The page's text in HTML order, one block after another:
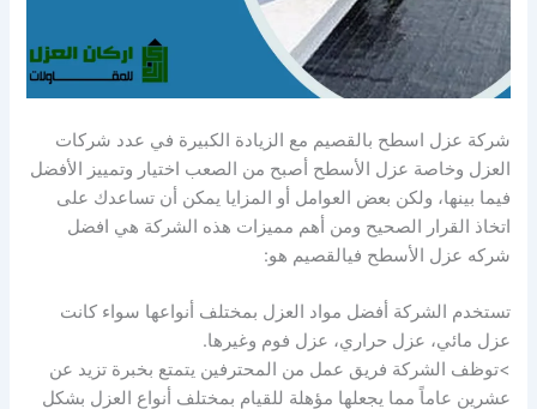
شركة عزل اسطح بالقصيم مع الزيادة الكبيرة في عدد شركات
العزل وخاصة عزل الأسطح أصبح من الصعب اختيار وتمييز الأفضل
فيما بينها، ولكن بعض العوامل أو المزايا يمكن أن تساعدك على
اتخاذ القرار الصحيح ومن أهم مميزات هذه الشركة هي افضل
شركه عزل الأسطح فيالقصيم هو:
تستخدم الشركة أفضل مواد العزل بمختلف أنواعها سواء كانت
عزل مائي، عزل حراري، عزل فوم وغيرها.
>توظف الشركة فريق عمل من المحترفين يتمتع بخبرة تزيد عن
عشرين عاماً مما يجعلها مؤهلة للقيام بمختلف أنواع العزل بشكل